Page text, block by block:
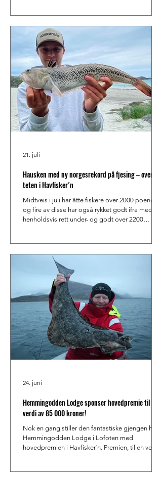
Norden, med havfiskecamper langs hele den
nordnorske kysten. Siden 2009 har campen i
Havøysund nord i Finnmark vært operativ, og
hver eneste vår, sommer og høst fylles tettstedet
opp med fiskeklare
Hausken med ny norgesrekord på fjesing – overtar
teten i Havfisker´n
Midtveis i juli har åtte fiskere over 2000 poeng,
og fire av disse har også rykket godt ifra med
henholdsvis rett under- og godt over 2200
månedene, og dette har gått utover de skriftlige
oppdateringene. Resultatlistene har likevel blitt
hyppig oppdatert av listesjef Lars Christian
Holte, og de som følger med her har nok fått
med seg at vi
21. juli
Hemmingodden Lodge sponser hovedpremie til en
verdi av 85 000 kroner!
Nok en gang stiller den fantastiske gjengen hos
Hemmingodden Lodge i Lofoten med
hovedpremien i Havfisker´n. Premien, til en verdi
24. juni